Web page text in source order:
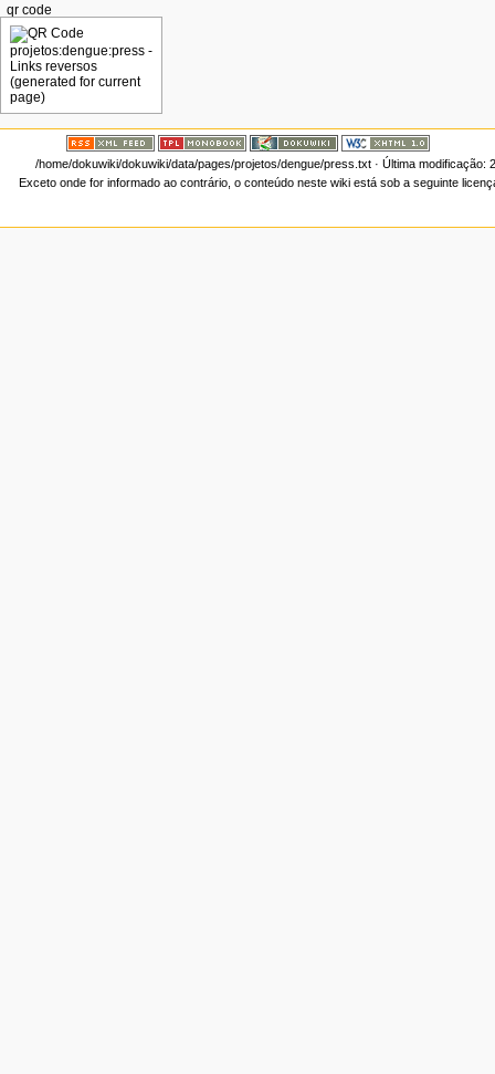
qr code
/home/dokuwiki/dokuwiki/data/pages/projetos/dengue/press.txt· Última modificação:
Exceto onde for informado ao contrário, o conteúdo neste wiki está sob a seguinte